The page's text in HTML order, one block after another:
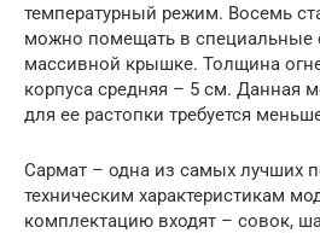
температурный режим. Восемь
можно помещать в специальные
массивной крышке. Толщина
корпуса средняя – 5 см. Данная
для ее растопки требуется
Сармат – одна из самых лучших
техническим характеристикам
комплектацию входят – совок,